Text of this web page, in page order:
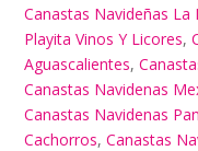
Canastas Navideñas La
Playita Vinos Y Licores,
Aguascalientes,
Canastas Navidenas
Canastas Navidenas
Cachorros,Canastas